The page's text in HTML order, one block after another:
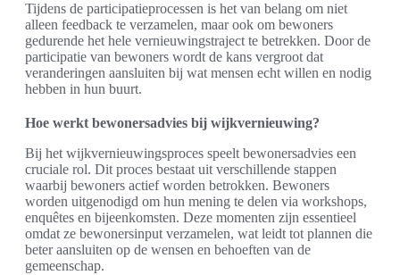
Tijdens de participatieprocessen is het van belang om niet
alleen feedback te verzamelen, maar ook om bewoners
gedurende het hele vernieuwingstraject te betrekken. Door de
participatie van bewoners wordt de kans vergroot dat
veranderingen aansluiten bij wat mensen echt willen en nodig
hebben in hun buurt.
Hoe werkt bewonersadvies bij wijkvernieuwing?
Bij het wijkvernieuwingsproces speelt bewonersadvies een
cruciale rol. Dit proces bestaat uit verschillende stappen
waarbij bewoners actief worden betrokken. Bewoners
worden uitgenodigd om hun mening te delen via workshops,
enquêtes en bijeenkomsten. Deze momenten zijn essentieel
omdat ze bewonersinput verzamelen, wat leidt tot plannen die
beter aansluiten op de wensen en behoeften van de
gemeenschap.